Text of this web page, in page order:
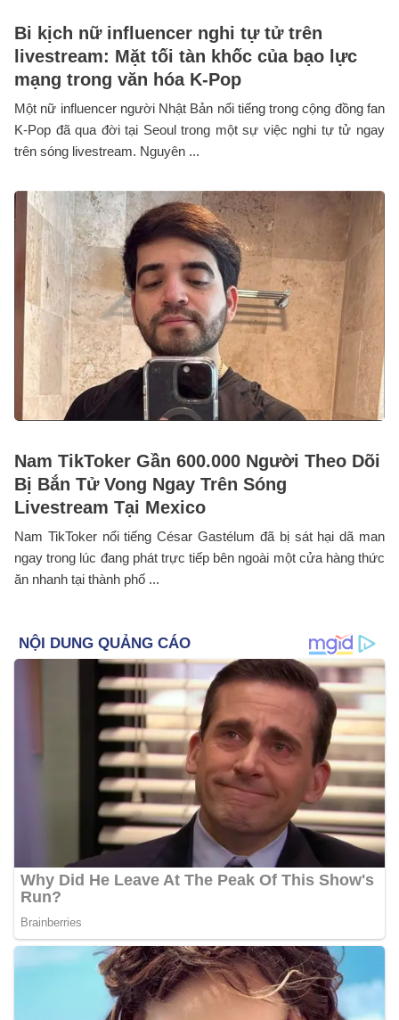
Bi kịch nữ influencer nghi tự tử trên
livestream: Mặt tối tàn khốc của bạo lực
mạng trong văn hóa K-Pop
Một nữ influencer người Nhật Bản nổi tiếng trong cộng đồng fan
K-Pop đã qua đời tại Seoul trong một sự việc nghi tự tử ngay
trên sóng livestream. Nguyên ...
Nam TikToker Gần 600.000 Người Theo Dõi
Bị Bắn Tử Vong Ngay Trên Sóng
Livestream Tại Mexico
Nam TikToker nổi tiếng César Gastélum đã bị sát hại dã man
ngay trong lúc đang phát trực tiếp bên ngoài một cửa hàng thức
ăn nhanh tại thành phố ...